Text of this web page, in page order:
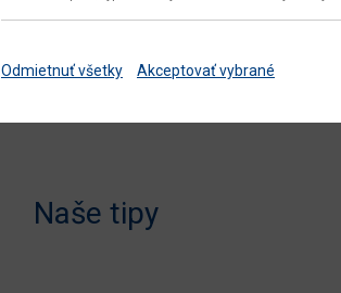
Naše tipy
Odmietnuť všetky Akceptovať vybrané